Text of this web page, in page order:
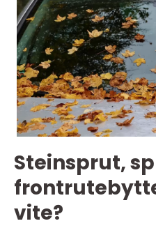
Steinsprut,
vite?